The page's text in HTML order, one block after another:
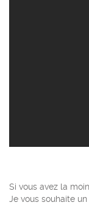
Si vous avez la
Je vous souhaite